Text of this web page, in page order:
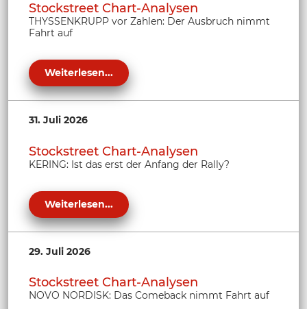
Stockstreet Chart-Analysen
THYSSENKRUPP vor Zahlen: Der Ausbruch nimmt
Fahrt auf
Weiterlesen...
31. Juli 2026
Stockstreet Chart-Analysen
KERING: Ist das erst der Anfang der Rally?
Weiterlesen...
29. Juli 2026
Stockstreet Chart-Analysen
NOVO NORDISK: Das Comeback nimmt Fahrt auf